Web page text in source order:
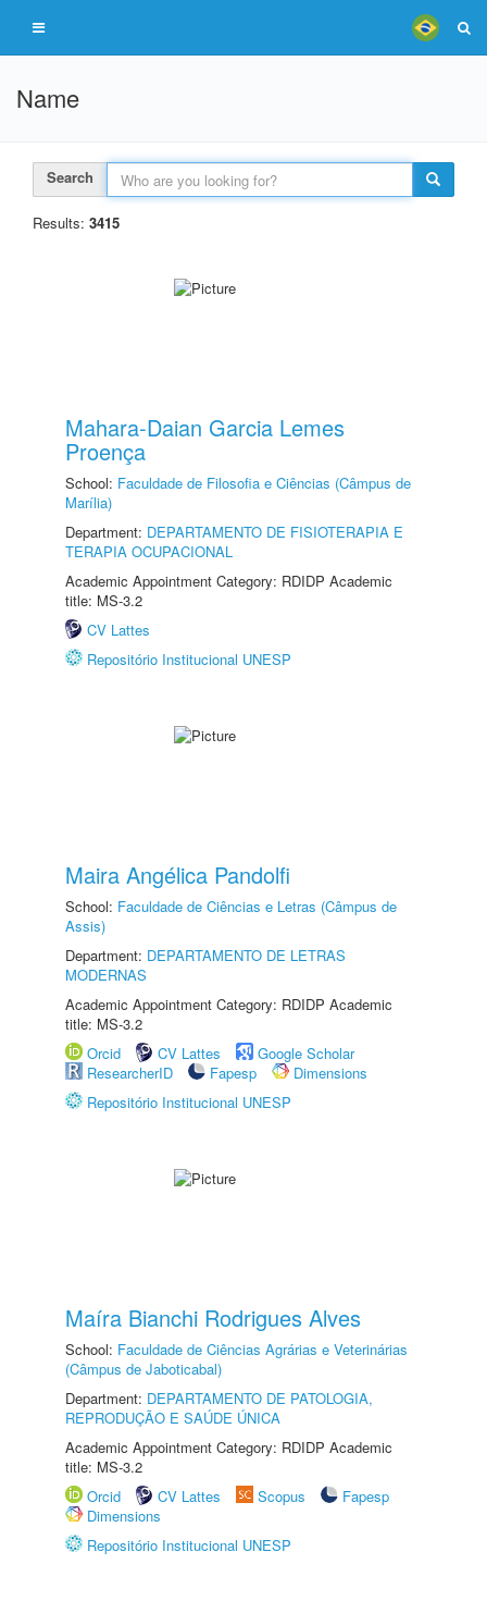
Name
Search
Results: 3415
Mahara-Daian Garcia Lemes
Proença
School: Faculdade de Filosofia e Ciências (Câmpus de
Marília)
Department: DEPARTAMENTO DE FISIOTERAPIA E
TERAPIA OCUPACIONAL
Academic Appointment Category: RDIDP Academic
title: MS-3.2
CV Lattes
Repositório Institucional UNESP
Maira Angélica Pandolfi
School: Faculdade de Ciências e Letras (Câmpus de
Assis)
Department: DEPARTAMENTO DE LETRAS
MODERNAS
Academic Appointment Category: RDIDP Academic
title: MS-3.2
Orcid
CV Lattes
Google Scholar
ResearcherID
Fapesp
Dimensions
Repositório Institucional UNESP
Maíra Bianchi Rodrigues Alves
School: Faculdade de Ciências Agrárias e Veterinárias
(Câmpus de Jaboticabal)
Department: DEPARTAMENTO DE PATOLOGIA,
REPRODUÇÃO E SAÚDE ÚNICA
Academic Appointment Category: RDIDP Academic
title: MS-3.2
Orcid
CV Lattes Scopus
Fapesp
Dimensions
Repositório Institucional UNESP